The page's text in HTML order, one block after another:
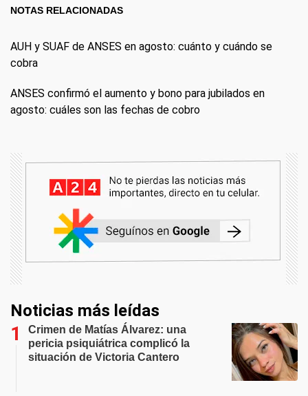
NOTAS RELACIONADAS
AUH y SUAF de ANSES en agosto: cuánto y cuándo se
cobra
ANSES confirmó el aumento y bono para jubilados en
agosto: cuáles son las fechas de cobro
Noticias más leídas
Crimen de Matías Álvarez: una
pericia psiquiátrica complicó la
situación de Victoria Cantero